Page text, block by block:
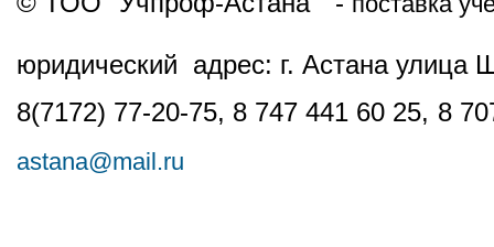
юридический адрес: г. Астана
8(7172) 77-20-75, 8 747 441 60 25, 8
astana@mail.ru